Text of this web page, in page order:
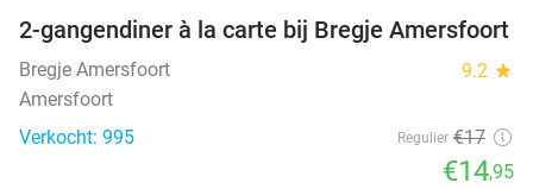
12%
2-gangendiner à la carte bij Bregje Amersfoort
Bregje Amersfoort 9.2 star
Amersfoort
Verkocht: 995
Regulier €17
€14,95